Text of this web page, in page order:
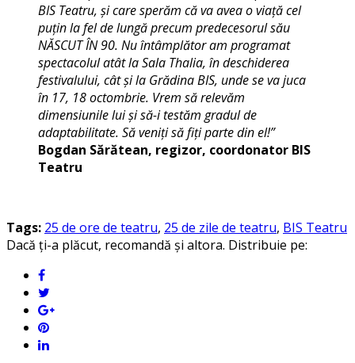
BIS Teatru, și care sperăm că va avea o viață cel
puțin la fel de lungă precum predecesorul său
NĂSCUT ÎN 90. Nu întâmplător am programat
spectacolul atât la Sala Thalia, în deschiderea
festivalului, cât și la Grădina BIS, unde se va juca
în 17, 18 octombrie. Vrem să relevăm
dimensiunile lui și să-i testăm gradul de
adaptabilitate. Să veniți să fiți parte din el!”
Bogdan Sărătean, regizor, coordonator BIS
Teatru
Tags: 25 de ore de teatru, 25 de zile de teatru, BIS Teatru
Dacă ți-a plăcut, recomandă și altora. Distribuie pe: